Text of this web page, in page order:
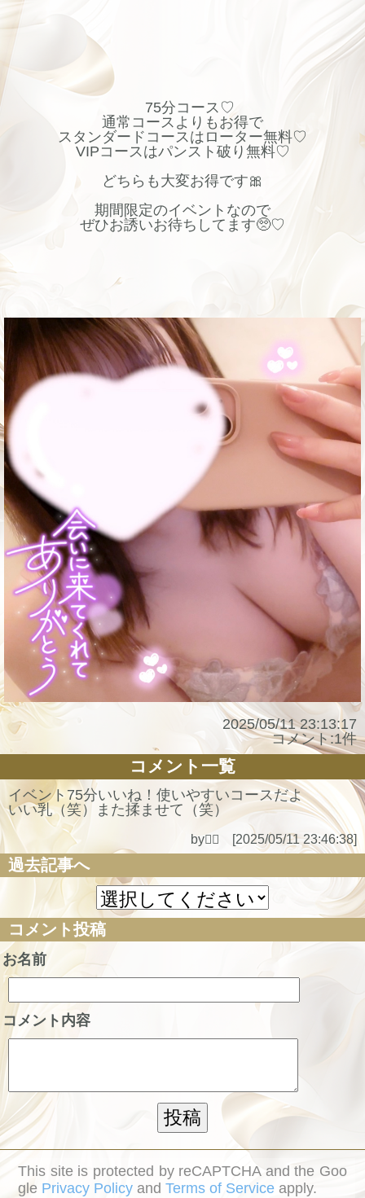
75分コース♡
通常コースよりもお得で
スタンダードコースはローター無料♡
VIPコースはパンスト破り無料♡
どちらも大変お得です🎀
期間限定のイベントなので
ぜひお誘いお待ちしてます🥺♡
2025/05/11 23:13:17
コメント:1件
コメント一覧
イベント75分いいね！使いやすいコースだよ
いい乳（笑）また揉ませて（笑）
by😶‍🌫️ [2025/05/11 23:46:38]
過去記事へ
コメント投稿
お名前
コメント内容
This site is protected by reCAPTCHA and the Goo
gle Privacy Policy andTerms of Service apply.